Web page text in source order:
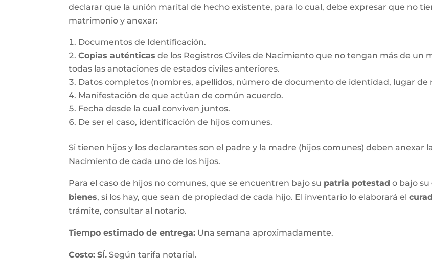
declarar que la unión marital de hecho existente, para lo cual, debe expresar que no
matrimonio y anexar:
Documentos de Identificación.
Copias auténticas de los Registros Civiles de Nacimiento que no tengan más de un
todas las anotaciones de estados civiles anteriores.
Datos completos (nombres, apellidos, número de documento de identidad, lugar de
Manifestación de que actúan de común acuerdo.
Fecha desde la cual conviven juntos.
De ser el caso, identificación de hijos comunes.
Si tienen hijos y los declarantes son el padre y la madre (hijos comunes) deben anexar
Nacimiento de cada uno de los hijos.
Para el caso de hijos no comunes, que se encuentren bajo su patria potestad o bajo su
bienes, si los hay, que sean de propiedad de cada hijo. El inventario lo elaborará el
trámite, consultar al notario.
Tiempo estimado de entrega: Una semana aproximadamente.
Costo: SÍ. Según tarifa notarial.